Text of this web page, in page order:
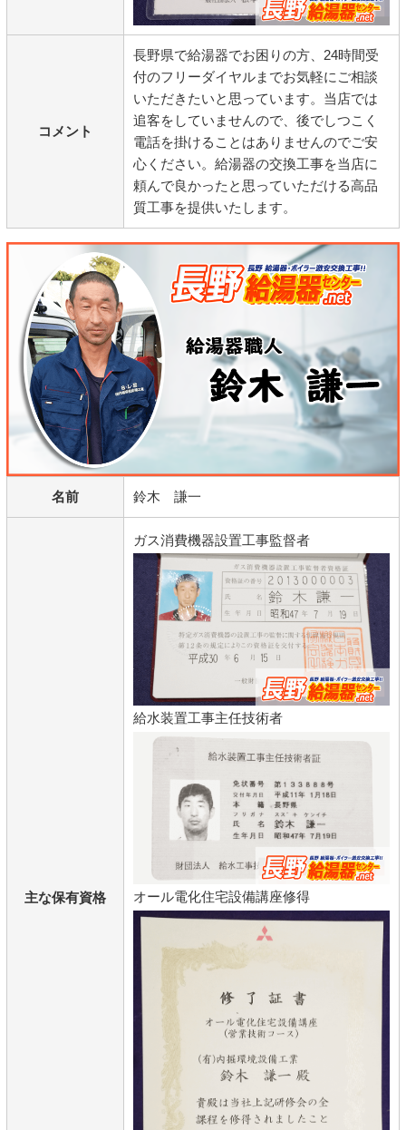
コメント
長野県で給湯器でお困りの方、24時間受
付のフリーダイヤルまでお気軽にご相談
いただきたいと思っています。当店では
追客をしていませんので、後でしつこく
電話を掛けることはありませんのでご安
心ください。給湯器の交換工事を当店に
頼んで良かったと思っていただける高品
質工事を提供いたします。
名前 鈴木 謙一
主な保有資格
ガス消費機器設置工事監督者
給水装置工事主任技術者
オール電化住宅設備講座修得